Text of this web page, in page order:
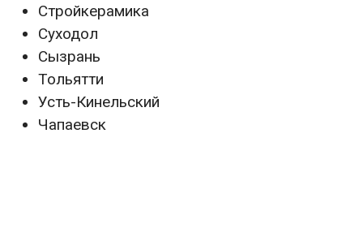
Стройкерамика
Суходол
Сызрань
Тольятти
Усть-Кинельский
Чапаевск